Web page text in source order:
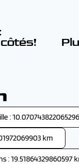
:
:
km
: 19.51864329860597